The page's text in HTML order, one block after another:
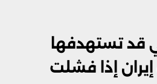
قد تستهدفها
إذا فشلت